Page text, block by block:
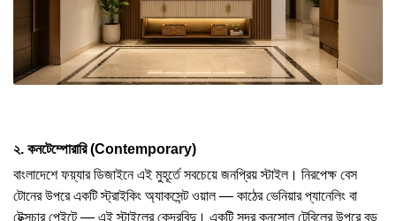
২. কনটেম্পোরারি (Contemporary)
বাংলাদেশে ফয়্যার ডিজাইনে এই মুহূর্তে সবচেয়ে জনপ্রিয় স্টাইল। নিরপেক্ষ বেস
টোনের উপরে একটি স্ট্রাইকিং অ্যাকসেন্ট ওয়াল — কাঠের ভেনিয়ার প্যানেলিং বা
টেক্সচার পেইন্টে — এই স্টাইলের কেন্দ্রবিন্দু। একটি সুন্দর কনসোল টেবিলের উপরে বড়